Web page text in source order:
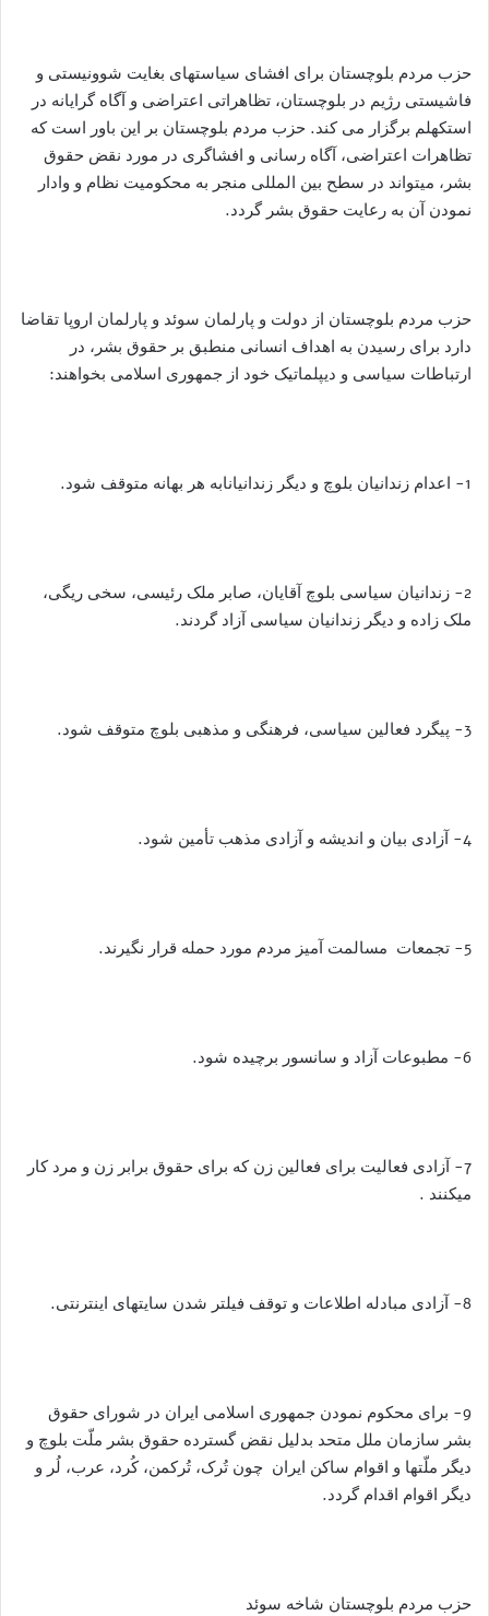
حزب مردم بلوچستان برای افشای سیاستهای بغایت شوونیستی و
فاشیستی رژیم در بلوچستان، تظاهراتی اعتراضی و آگاه گرایانه در
استکهلم برگزار می کند. حزب مردم بلوچستان بر این باور است که
تظاهرات اعتراضی، آگاه رسانی و افشاگری در مورد نقض حقوق
بشر، میتواند در سطح بین المللی منجر به محکومیت نظام و وادار
نمودن آن به رعایت حقوق بشر گردد.
حزب مردم بلوچستان از دولت و پارلمان سوئد و پارلمان اروپا تقاضا
دارد برای رسیدن به اهداف انسانی منطبق بر حقوق بشر، در
ارتباطات سیاسی و دیپلماتیک خود از جمهوری اسلامی بخواهند:
1- اعدام زندانیان بلوچ و دیگر زندانیانابه هر بهانه متوقف شود.
2- زندانیان سیاسی بلوچ آقایان، صابر ملک رئیسی، سخی ریگی،
ملک زاده و دیگر زندانیان سیاسی آزاد گردند.
3- پیگرد فعالین سیاسی، فرهنگی و مذهبی بلوچ متوقف شود.
4- آزادی بیان و اندیشه و آزادی مذهب تأمین شود.
5- تجمعات مسالمت آمیز مردم مورد حمله قرار نگیرند.
6- مطبوعات آزاد و سانسور برچیده شود.
7- آزادی فعالیت برای فعالین زن که برای حقوق برابر زن و مرد کار
میکنند .
8- آزادی مبادله اطلاعات و توقف فیلتر شدن سایتهای اینترنتی.
9- برای محکوم نمودن جمهوری اسلامی ایران در شورای حقوق
بشر سازمان ملل متحد بدلیل نقض گسترده حقوق بشر ملّت بلوچ و
دیگر ملّتها و اقوام ساکن ایران چون تُرک، تُرکمن، کُرد، عرب، لُر و
دیگر اقوام اقدام گردد.
حزب مردم بلوچستان شاخه سوئد